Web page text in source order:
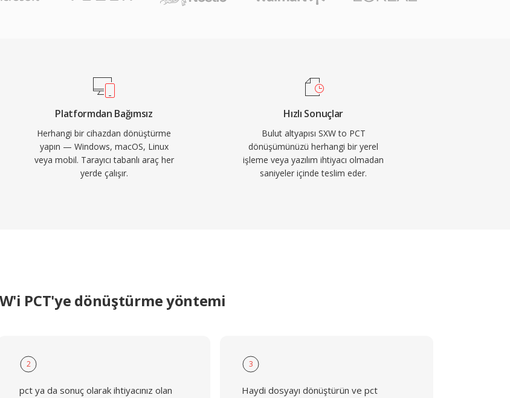
Platformdan Bağımsız
Herhangi bir cihazdan dönüştürme
yapın — Windows, macOS, Linux
veya mobil. Tarayıcı tabanlı araç her
yerde çalışır.
Hızlı Sonuçlar
Bulut altyapısı SXW to PCT
dönüşümünüzü herhangi bir yerel
işleme veya yazılım ihtiyacı olmadan
saniyeler içinde teslim eder.
PCT'ye dönüştürme yöntemi
2
pct ya da sonuç olarak ihtiyacınız olan
3
Haydi dosyayı dönüştürün ve pct